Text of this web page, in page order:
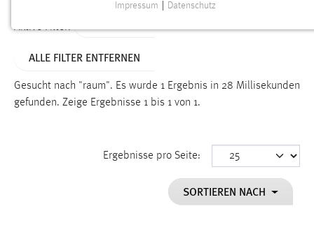
Aktive Filter:
ALLE FILTER ENTFERNEN
Gesucht nach "raum". Es wurde 1 Ergebnis in 28 Millisekunden
gefunden. Zeige Ergebnisse 1 bis 1 von 1.
Ergebnisse pro Seite:
SORTIEREN NACH
Funktionen und sind für die einwandfreie Funktion der
Einverständnis
cookie_consent
Dieser Cookie speichert die ausgewählten Einverständnis-
Impressum Datenschutz